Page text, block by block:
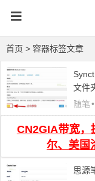
首页 > 容器标签文章
文件
随笔•
CN2GIA带宽，
尔、美国
思源